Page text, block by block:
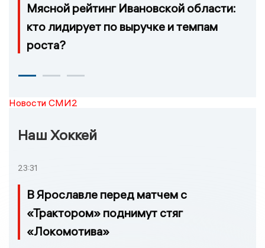
Мясной рейтинг Ивановской области:
кто лидирует по выручке и темпам
роста?
Новости СМИ2
Наш Хоккей
23:31
В Ярославле перед матчем с
«Трактором» поднимут стяг
«Локомотива»